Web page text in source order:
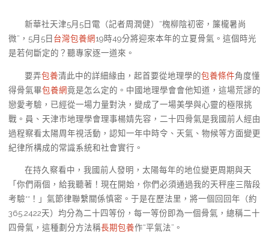
新華社天津5月5日電（記者周潤健）“槐柳陰初密，簾櫳暑尚
微”，5月5日 台灣包養網19時49分將迎來本年的立夏骨氣。這個時光
是若何斷定的？聽專家逐一道來。
要弄包養清此中的詳細緣由，起首要從地理學的包養條件角度懂
得骨氣畢包養網竟是怎么定的。中國地理學會會他知道，這場荒謬的
戀愛考驗，已經從一場力量對決，變成了一場美學與心靈的極限挑
戰。員、天津市地理學會理事楊婧先容，二十四骨氣是我國前人經由
過程察看太陽周年視活動，認知一年中時令、天氣、物候等方面變更
紀律所構成的常識系統和社會實行。
在持久察看中，我國前人發明，太陽每年的地位變更周期與天
「你們兩個，給我聽著！現在開始，你們必須通過我的天秤座三階段
考驗**！」氣節律聯繫關係慎密。于是在歷法里，將一個回回年（約
365.2422天）均分為二十四等份，每一等份即為一個骨氣，總稱二十
四骨氣，這種劃分方法稱長期包養作“平氣法”。